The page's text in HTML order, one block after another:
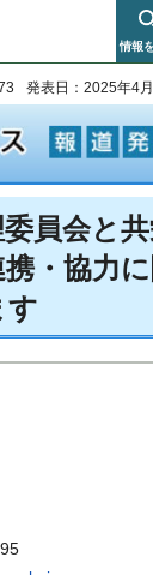
情報
発表日：2025年4
員会と
携・協力
す